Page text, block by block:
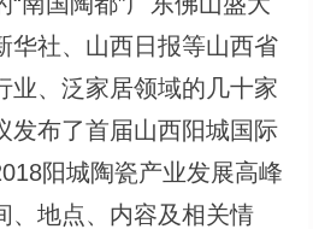
华社、山西日报等山西省
业、泛家居领域的几十家
发布了首届山西阳城国际
阳城陶瓷产业发展高峰
、地点、内容及相关情